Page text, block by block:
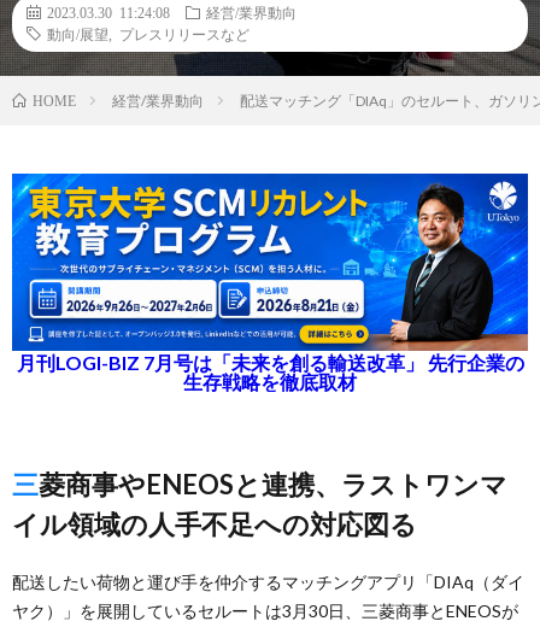
2023.03.30 11:24:08
経営/業界動向
動向/展望
プレスリリースなど
HOME 経営/業界動向 配送マッチング「DIAq」のセルート、ガソ
月刊LOGI-BIZ 7月号は「未来を創る輸送改革」 先行企業の
生存戦略を徹底取材
三菱商事やENEOSと連携、ラストワンマ
イル領域の人手不足への対応図る
配送したい荷物と運び手を仲介するマッチングアプリ「DIAq（ダイ
ヤク）」を展開しているセルートは3月30日、三菱商事とENEOSが